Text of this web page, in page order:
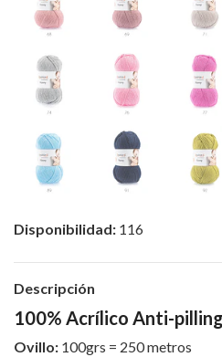
Disponibilidad: 116
Descripción
100% Acrílico Anti-pilling
Ovillo: 100grs = 250 metros